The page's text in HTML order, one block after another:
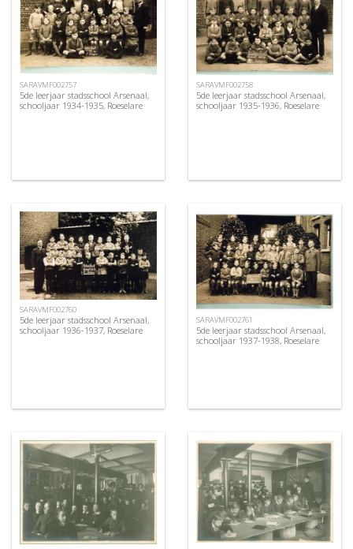
SARAVMF002757
5de leerjaar stadsschool Arsenaal,
schooljaar 1934-1935, Roeselare
SARAVMF002758
5de leerjaar stadsschool Arsenaal,
schooljaar 1935-1936, Roeselare
SARAVMF002760
5de leerjaar stadsschool Arsenaal,
schooljaar 1936-1937, Roeselare
SARAVMF002761
5de leerjaar stadsschool Arsenaal,
schooljaar 1937-1938, Roeselare